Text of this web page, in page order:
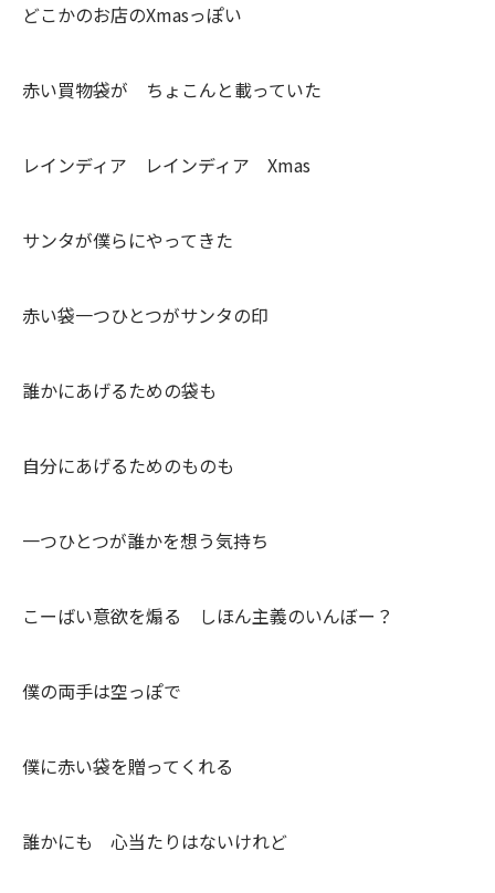
どこかのお店のXmasっぽい
赤い買物袋が ちょこんと載っていた
レインディア レインディア Xmas
サンタが僕らにやってきた
赤い袋一つひとつがサンタの印
誰かにあげるための袋も
自分にあげるためのものも
一つひとつが誰かを想う気持ち
こーばい意欲を煽る しほん主義のいんぼー？
僕の両手は空っぽで
僕に赤い袋を贈ってくれる
誰かにも 心当たりはないけれど